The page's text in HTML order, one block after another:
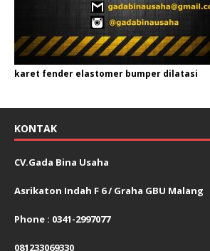
karet fender elastomer bumper dilatasi
KONTAK
CV.Gada Bina Usaha
Asrikaton Indah F 6 / Graha GBU Malang
Phone : 0341-2997077
081233069330